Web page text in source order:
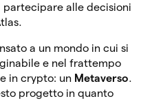
alle decisioni
a un mondo in cui si
e nel frattempo
in crypto: un Metaverso.
progetto in quanto